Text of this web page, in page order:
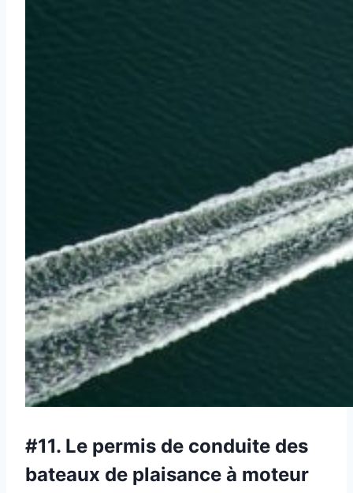
#11. Le permis de conduite des
bateaux de plaisance à moteur